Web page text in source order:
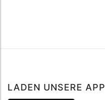
LADEN UNSERE APP